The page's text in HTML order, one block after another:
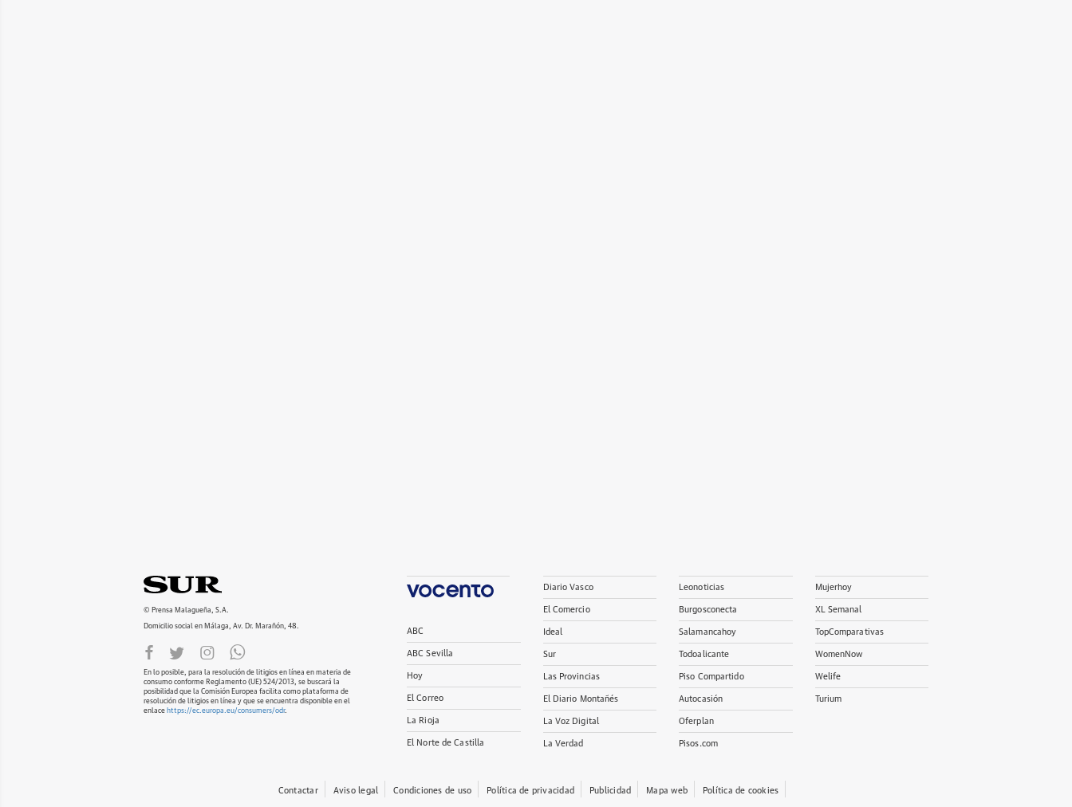
© Prensa Malagueña, S.A.
Domicilio social en Málaga, Av. Dr. Marañón, 48.
En lo posible, para la resolución de litigios en línea en materia de
consumo conforme Reglamento (UE) 524/2013, se buscará la
posibilidad que la Comisión Europea facilita como plataforma de
resolución de litigios en línea y que se encuentra disponible en el
enlace https://ec.europa.eu/consumers/odr.
ABC
ABC Sevilla
Hoy
El Correo
La Rioja
El Norte de Castilla
Diario Vasco
El Comercio
Ideal
Sur
Las Provincias
El Diario Montañés
La Voz Digital
La Verdad
Leonoticias
Burgosconecta
Salamancahoy
Todoalicante
Piso Compartido
Autocasión
Oferplan
Pisos.com
Mujerhoy
XL Semanal
TopComparativas
WomenNow
Welife
Turium
Contactar Aviso legal Condiciones de uso Política de privacidad Publicidad Mapa web Política de cookies